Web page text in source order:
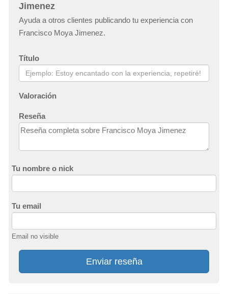
Jimenez
Ayuda a otros clientes publicando tu experiencia con
Francisco Moya Jimenez.
Título
Valoración
Reseña
Tu nombre o nick
Tu email
Email no visible
Enviar reseña